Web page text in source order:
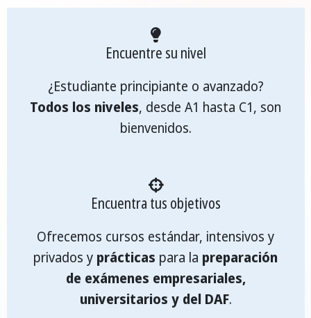
Encuentre su nivel
¿Estudiante principiante o avanzado?
Todos los niveles, desde A1 hasta C1, son
bienvenidos.
Encuentra tus objetivos
Ofrecemos cursos estándar, intensivos y
privados y prácticas para la preparación
de exámenes empresariales,
universitarios y del DAF.